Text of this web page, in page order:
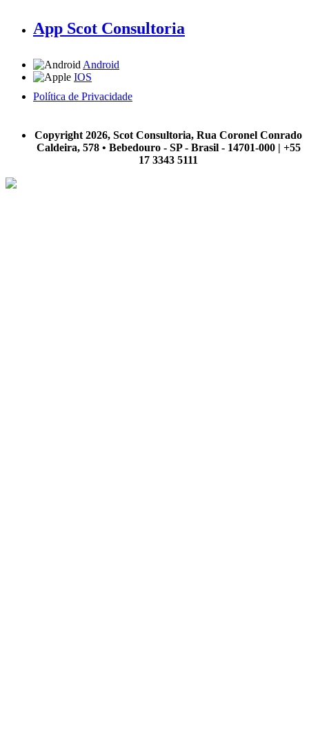
App Scot Consultoria
Android
IOS
Política de Privacidade
Copyright 2026, Scot Consultoria, Rua Coronel Conrado
Caldeira, 578 • Bebedouro - SP - Brasil - 14701-000 | +55
17 3343 5111